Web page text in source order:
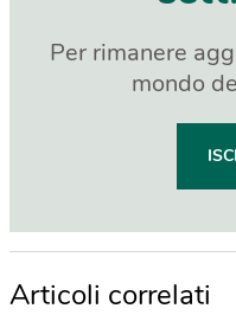
Per rimanere
mondo
Articoli correlati